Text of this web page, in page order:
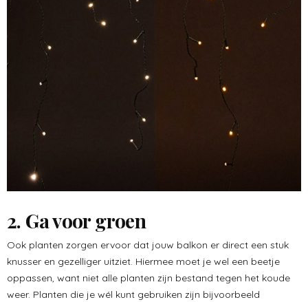
2. Ga voor groen
Ook planten zorgen ervoor dat jouw balkon er direct een stuk
knusser en gezelliger uitziet. Hiermee moet je wel een beetje
oppassen, want niet alle planten zijn bestand tegen het koude
weer. Planten die je wél kunt gebruiken zijn bijvoorbeeld